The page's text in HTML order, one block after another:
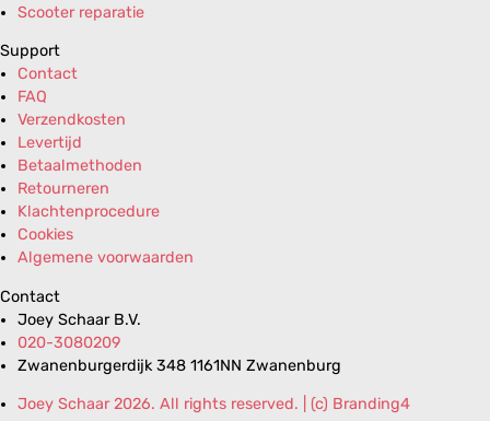
Scooter reparatie
Support
Contact
FAQ
Verzendkosten
Levertijd
Betaalmethoden
Retourneren
Klachtenprocedure
Cookies
Algemene voorwaarden
Contact
Joey Schaar B.V.
020-3080209
Zwanenburgerdijk 348 1161NN Zwanenburg
Joey Schaar 2026. All rights reserved. | (c) Branding4